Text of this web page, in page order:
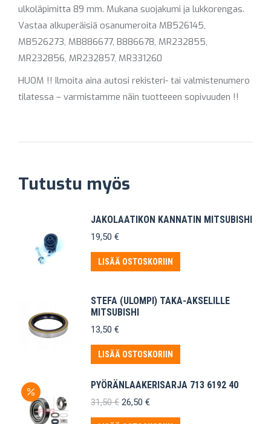
ulkoläpimitta 89 mm. Mukana suojakumi ja lukkorengas.
Vastaa alkuperäisiä osanumeroita MB526145,
MB526273, MB886677, B886678, MR232855,
MR232856, MR232857, MR331260
HUOM !! Ilmoita aina autosi rekisteri- tai valmistenumero
tilatessa – varmistamme näin tuotteeen sopivuuden !!
Tutustu myös
JAKOLAATIKON KANNATIN MITSUBISHI
19,50 €
LISÄÄ OSTOSKORIIN
STEFA (ULOMPI) TAKA-AKSELILLE
MITSUBISHI
13,50 €
LISÄÄ OSTOSKORIIN
PYÖRÄNLAAKERISARJA 713 6192 40
31,50€ Alkuperäinen
26,50 €Nykyinen